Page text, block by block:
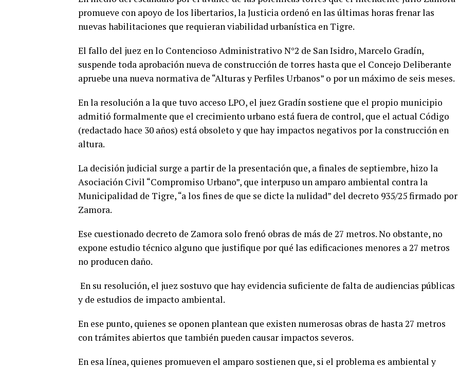
promueve con apoyo de los libertarios, la Justicia ordenó en las últimas horas frenar las
nuevas habilitaciones que requieran viabilidad urbanística en Tigre.
El fallo del juez en lo Contencioso Administrativo N°2 de San Isidro, Marcelo Gradín,
suspende toda aprobación nueva de construcción de torres hasta que el Concejo Deliberante
apruebe una nueva normativa de “Alturas y Perfiles Urbanos” o por un máximo de seis meses.
En la resolución a la que tuvo acceso LPO, el juez Gradín sostiene que el propio municipio
admitió formalmente que el crecimiento urbano está fuera de control, que el actual Código
(redactado hace 30 años) está obsoleto y que hay impactos negativos por la construcción en
altura.
La decisión judicial surge a partir de la presentación que, a finales de septiembre, hizo la
Asociación Civil “Compromiso Urbano”, que interpuso un amparo ambiental contra la
Municipalidad de Tigre, “a los fines de que se dicte la nulidad” del decreto 935/25 firmado por
Zamora.
Ese cuestionado decreto de Zamora solo frenó obras de más de 27 metros. No obstante, no
expone estudio técnico alguno que justifique por qué las edificaciones menores a 27 metros
no producen daño.
En su resolución, el juez sostuvo que hay evidencia suficiente de falta de audiencias públicas
y de estudios de impacto ambiental.
En ese punto, quienes se oponen plantean que existen numerosas obras de hasta 27 metros
con trámites abiertos que también pueden causar impactos severos.
En esa línea, quienes promueven el amparo sostienen que, si el problema es ambiental y